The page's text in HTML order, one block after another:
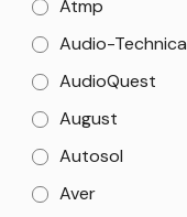
Atmp
Audio-Technica
AudioQuest
August
Autosol
Aver